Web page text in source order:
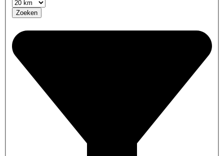
Zoeken